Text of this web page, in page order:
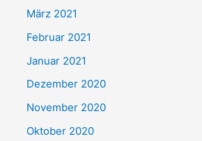
März 2021
Februar 2021
Januar 2021
Dezember 2020
November 2020
Oktober 2020